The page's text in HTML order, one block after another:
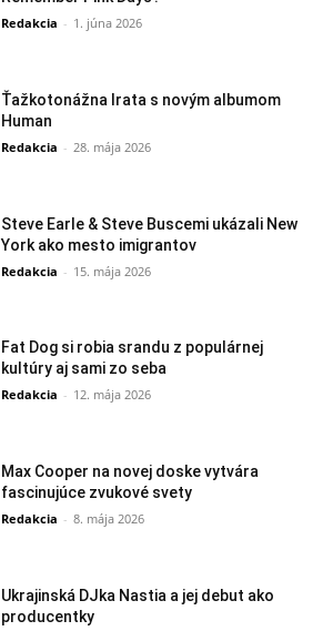
Redakcia - 1. júna 2026
Ťažkotonážna Irata s novým albumom
Human
Redakcia - 28. mája 2026
Steve Earle & Steve Buscemi ukázali New
York ako mesto imigrantov
Redakcia - 15. mája 2026
Fat Dog si robia srandu z populárnej
kultúry aj sami zo seba
Redakcia - 12. mája 2026
Max Cooper na novej doske vytvára
fascinujúce zvukové svety
Redakcia - 8. mája 2026
Ukrajinská DJka Nastia a jej debut ako
producentky